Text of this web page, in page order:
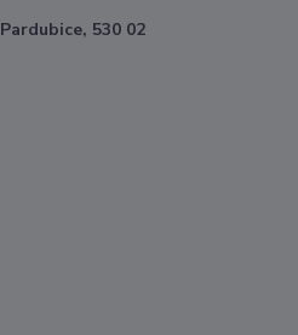
Pardubice, 530 02